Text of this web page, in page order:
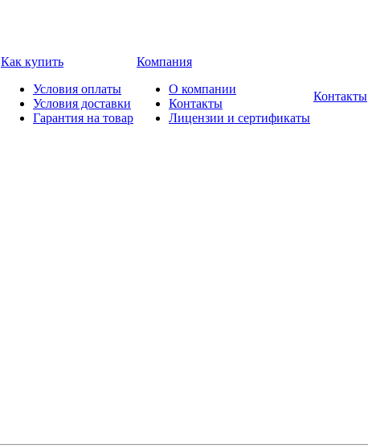
Как купить
Условия оплаты
Условия доставки
Гарантия на товар
Компания
О компании
Контакты
Лицензии и сертификаты
Контакты